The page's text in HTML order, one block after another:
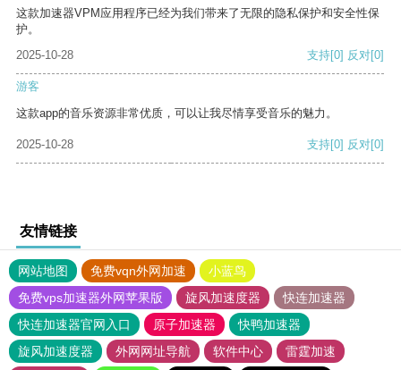
这款加速器VPM应用程序已经为我们带来了无限的隐私保护和安全性保
护。
2025-10-28
支持[0] 反对[0]
游客
这款app的音乐资源非常优质，可以让我尽情享受音乐的魅力。
2025-10-28 支持[0] 反对[0]
友情链接
网站地图 免费vqn外网加速
小蓝鸟
免费vps加速器外网苹果版
旋风加速度器
快连加速器
快连加速器官网入口
原子加速器
快鸭加速器
旋风加速度器
外网网址导航 软件中心
雷霆加速